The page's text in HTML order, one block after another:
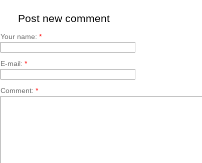
Post new comment
Your name: *
E-mail: *
Comment: *